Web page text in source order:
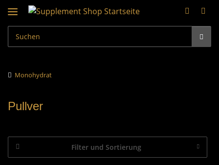
Monohydrat
Pullver
Filter und Sortierung